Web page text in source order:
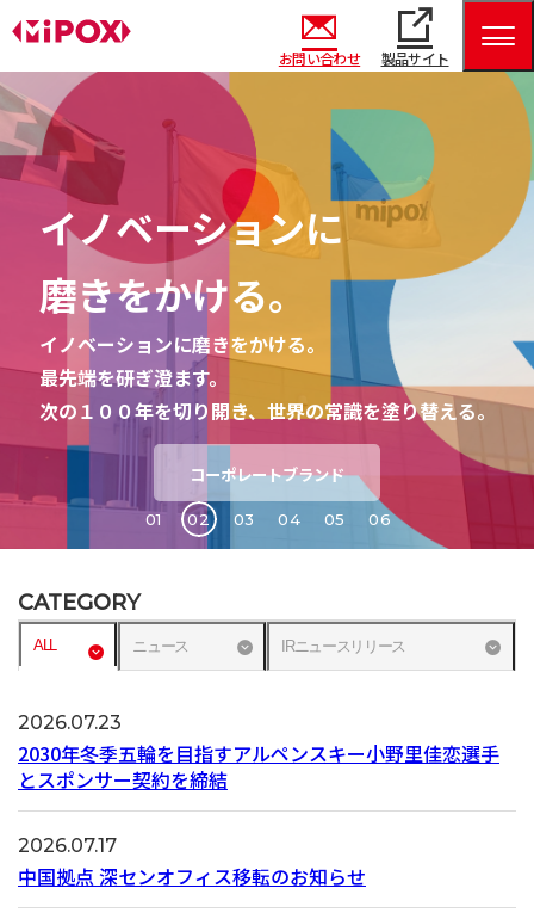
お問い合わせ 製品サイト
イノベーションに
磨きをかける。
イノベーションに磨きをかける。
最先端を研ぎ澄ます。
次の１００年を切り開き、世界の常識を塗り替える。
コーポレートブランド
CATEGORY
ALL ニュース IRニュースリリース
2026.07.23
2030年冬季五輪を目指すアルペンスキー小野里佳恋選手
とスポンサー契約を締結
2026.07.17
中国拠点 深センオフィス移転のお知らせ